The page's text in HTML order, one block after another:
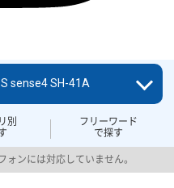
別
フリーワード
で探す
sense4 SH-41A
ォンには対応していません。